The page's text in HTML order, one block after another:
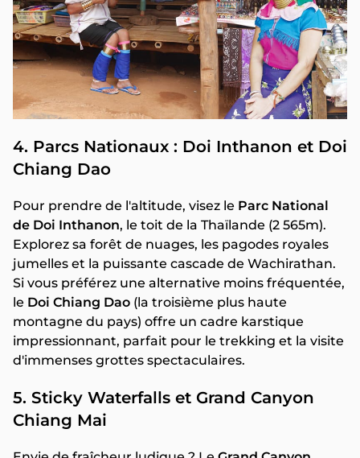
4. Parcs Nationaux : Doi Inthanon et Doi
Chiang Dao
Pour prendre de l'altitude, visez le Parc National
de Doi Inthanon, le toit de la Thaïlande (2 565m).
Explorez sa forêt de nuages, les pagodes royales
jumelles et la puissante cascade de Wachirathan.
Si vous préférez une alternative moins fréquentée,
le Doi Chiang Dao (la troisième plus haute
montagne du pays) offre un cadre karstique
impressionnant, parfait pour le trekking et la visite
d'immenses grottes spectaculaires.
5. Sticky Waterfalls et Grand Canyon
Chiang Mai